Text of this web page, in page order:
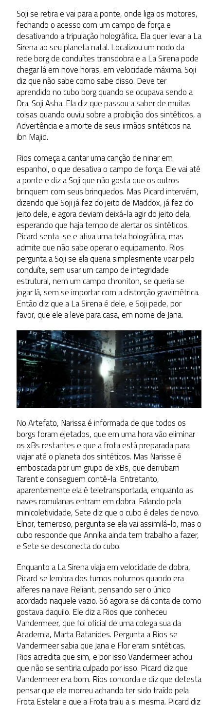
Soji se retira e vai para a ponte, onde liga os motores,
fechando o acesso com um campo de força e
desativando a tripulação holográfica. Ela quer levar a La
Sirena ao seu planeta natal. Localizou um nodo da
rede borg de conduítes transdobra e a La Sirena pode
chegar lá em nove horas, em velocidade máxima. Soji
diz que não sabe como sabe disso. Deve ter
aprendido no cubo borg quando se ocupava sendo a
Dra. Soji Asha. Ela diz que passou a saber de muitas
coisas quando ouviu sobre a proibição dos sintéticos, a
Advertência e a morte de seus irmãos sintéticos na
ibn Majid.
Rios começa a cantar uma canção de ninar em
espanhol, o que desativa o campo de força. Ele vai até
a ponte e diz a Soji que não gosta que os outros
brinquem com seus brinquedos. Mas Picard intervém,
dizendo que Soji já fez do jeito de Maddox, já fez do
jeito dele, e agora deviam deixá-la agir do jeito dela,
esperando que haja tempo de alertar os sintéticos.
Picard senta-se e ativa uma tela holográfica, mas
admite que não sabe operar o equipamento. Rios
pergunta a Soji se ela queria simplesmente voar pelo
conduíte, sem usar um campo de integridade
estrutural, nem um campo chroniton, se queria se
jogar lá, sem se importar com a distorção gravimétrica.
Então diz que a La Sirena é dele, e Soji pede, por
favor, que ele a leve para casa, em nome de Jana.
No Artefato, Narissa é informada de que todos os
borgs foram ejetados, que em uma hora vão eliminar
os xBs restantes e que a frota está preparada para
viajar até o planeta dos sintéticos. Mas Narisse é
emboscada por um grupo de xBs, que derrubam
Tarent e conseguem contê-la. Entretanto,
aparentemente ela é teletransportada, enquanto as
naves romulanas entram em dobra. Falando pela
minicoletividade, Sete diz que o cubo é deles de novo.
Elnor, temeroso, pergunta se ela vai assimilá-lo, mas o
cubo responde que Annika ainda tem trabalho a fazer,
e Sete se desconecta do cubo.
Enquanto a La Sirena viaja em velocidade de dobra,
Picard se lembra dos turnos noturnos quando era
alferes na nave Reliant, pensando ser o único
acordado naquele vazio. Só agora se dá conta de como
gostava daquilo. Ele diz a Rios que conheceu
Vandermeer, que foi oficial de uma colega sua da
Academia, Marta Batanides. Pergunta a Rios se
Vandermeer sabia que Jana e Flor eram sintéticas.
Rios acredita que sim, e por isso Vandermeer achou
que não se sentiria culpado por isso. Picard diz que
Vandermeer era bom. Rios concorda e diz que detesta
pensar que ele morreu achando ter sido traído pela
Frota Estelar e que a Frota traiu a si mesma. Picard diz